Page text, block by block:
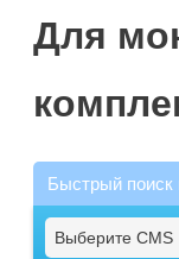
Для
Быстрый
Выберите CMS